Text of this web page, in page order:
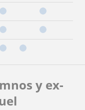
y ex-